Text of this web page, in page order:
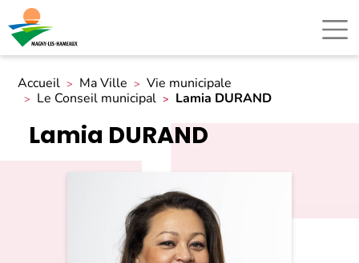
Accueil Ma Ville
Vie municipale
Le Conseil municipal
Lamia DURAND
Lamia DURAND